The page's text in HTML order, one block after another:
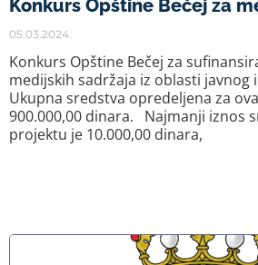
Konkurs Opštine Bečej za
05.03.2024.
Konkurs Opštine Bečej za
medijskih sadržaja iz oblasti javnog
Ukupna sredstva opredeljena za
900.000,00 dinara. Najmanji iznos
projektu je 10.000,00 dinara,